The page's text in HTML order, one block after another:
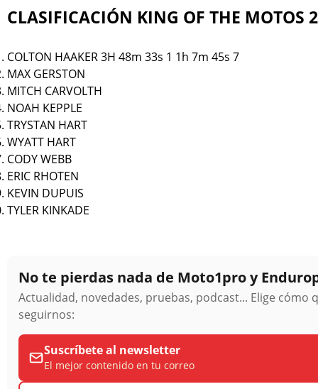
CLASIFICACIÓN KING OF THE MOTOS
COLTON HAAKER 3H 48m 33s 1 1h 7m 45s 7
MAX GERSTON
MITCH CARVOLTH
NOAH KEPPLE
TRYSTAN HART
WYATT HART
CODY WEBB
ERIC RHOTEN
KEVIN DUPUIS
TYLER KINKADE
No te pierdas nada de Moto1pro y
Actualidad, novedades, pruebas, podcast... Elige cómo
seguirnos:
Suscríbete al newsletter
El mejor contenido en tu correo